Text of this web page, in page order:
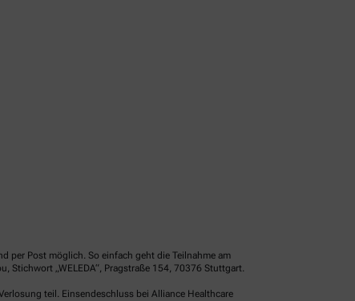
per Post möglich. So einfach geht die Teilnahme am
Stichwort „WELEDA“, Pragstraße 154, 70376 Stuttgart.
teil. Einsendeschluss bei Alliance Healthcare